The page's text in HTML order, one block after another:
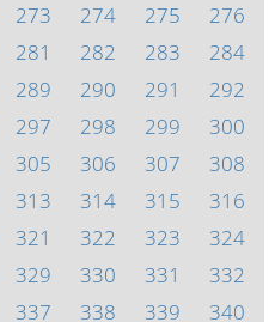
273 274 275
276
281 282 283
284
289 290 291
292
297 298 299
300
305 306 307
308
313 314 315
316
321 322 323
324
329 330 331
332
337 338 339 340